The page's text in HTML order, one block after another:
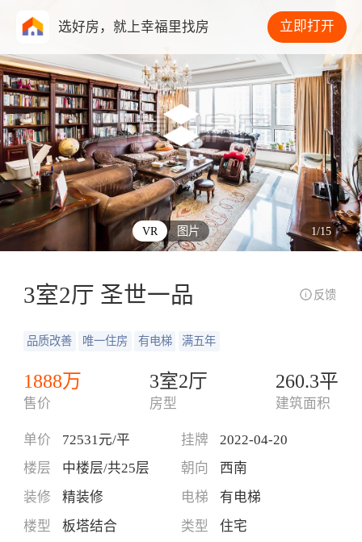
选好房，就上幸福里找房 立即打开
VR 图片 1/15
3室2厅 圣世一品 反馈
品质改善 唯一住房 有电梯 满五年
1888万
售价
3室2厅
房型
260.3平
建筑面积
单价 72531元/平 挂牌
2022-04-20
楼层
中楼层/共25层 朝向
西南
装修
精装修 电梯
有电梯
楼型
板塔结合 类型
住宅